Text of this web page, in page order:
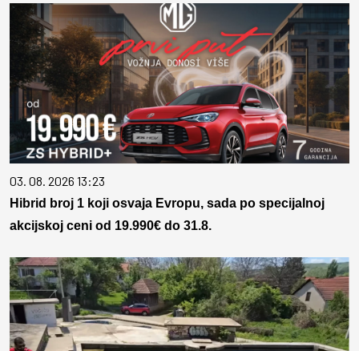
03. 08. 2026 13:23
Hibrid broj 1 koji osvaja Evropu, sada po specijalnoj
akcijskoj ceni od 19.990€ do 31.8.